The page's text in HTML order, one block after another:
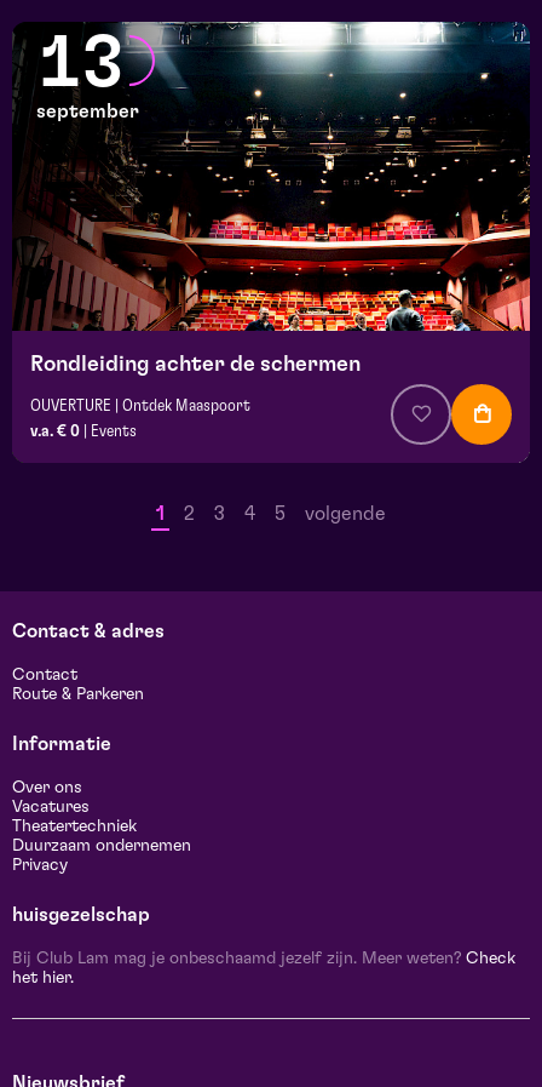
13
september
Rondleiding achter de schermen
OUVERTURE | Ontdek Maaspoort
v.a. € 0
Events
1 2 3 4 5 volgende
Contact & adres
Contact
Route & Parkeren
Informatie
Over ons
Vacatures
Theatertechniek
Duurzaam ondernemen
Privacy
huisgezelschap
Bij Club Lam mag je onbeschaamd jezelf zijn. Meer weten? Check
het hier.